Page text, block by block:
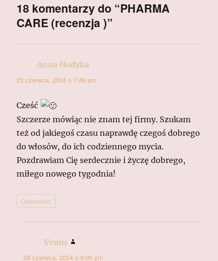
18 komentarzy do “PHARMA
CARE (recenzja )”
Anna Hudyka
23 czerwca, 2024 o 7:49 pm
Cześć
Szczerze mówiąc nie znam tej firmy. Szukam
też od jakiegoś czasu naprawdę czegoś dobrego
do włosów, do ich codziennego mycia.
Pozdrawiam Cię serdecznie i życzę dobrego,
miłego nowego tygodnia!
Odpowiedz
Venus
29 czerwca, 2024 o 6:05 pm